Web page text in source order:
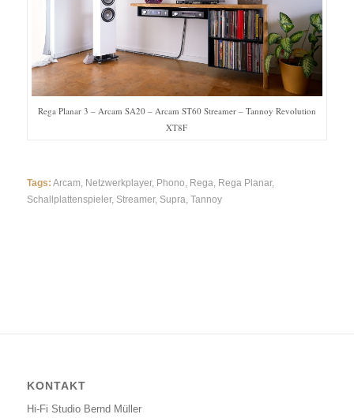
Rega Planar 3 – Arcam SA20 – Arcam ST60 Streamer – Tannoy Revolution
XT8F
Tags: Arcam Netzwerkplayer, Phono Rega Rega Planar,
Schallplattenspieler, Streamer, Supra Tannoy
KONTAKT
Hi-Fi Studio Bernd Müller